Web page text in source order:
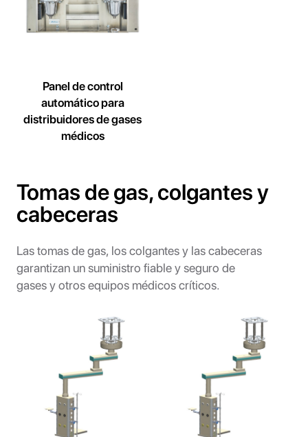
Panel de control
automático para
distribuidores de gases
médicos
Tomas de gas, colgantes y
cabeceras
Las tomas de gas, los colgantes y las cabeceras
garantizan un suministro fiable y seguro de
gases y otros equipos médicos críticos.